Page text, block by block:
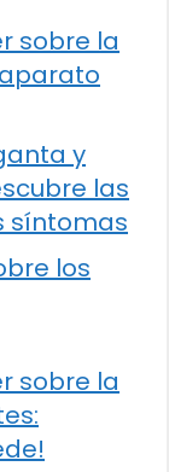
sobre la
y
las
síntomas
los
sobre la